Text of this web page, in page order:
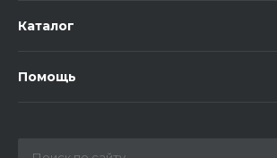
Каталог
Помощь